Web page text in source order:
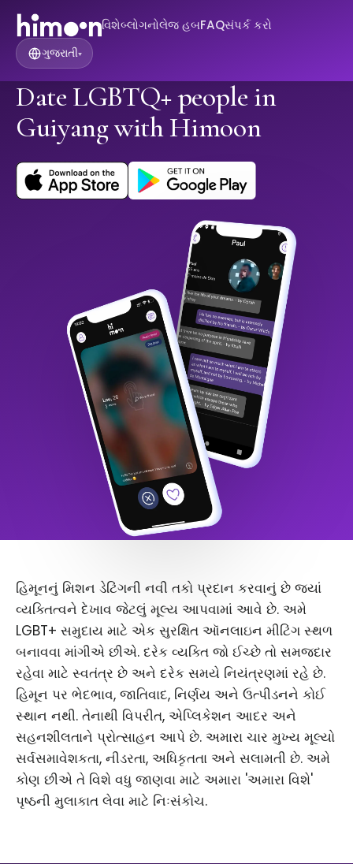
વિશેબ્લોગનોલેજ હબFAQસંપર્ક કરો
ગુજરાતી▾
Date LGBTQ+ people in
Guiyang with Himoon
હિમૂનનું મિશન ડેટિંગની નવી તકો પ્રદાન કરવાનું છે જ્યાં
વ્યક્તિત્વને દેખાવ જેટલું મૂલ્ય આપવામાં આવે છે. અમે
LGBT+ સમુદાય માટે એક સુરક્ષિત ઑનલાઇન મીટિંગ સ્થળ
બનાવવા માંગીએ છીએ. દરેક વ્યક્તિ જો ઈચ્છે તો સમજદાર
રહેવા માટે સ્વતંત્ર છે અને દરેક સમયે નિયંત્રણમાં રહે છે.
હિમૂન પર ભેદભાવ, જાતિવાદ, નિર્ણય અને ઉત્પીડનને કોઈ
સ્થાન નથી. તેનાથી વિપરીત, એપ્લિકેશન આદર અને
સહનશીલતાને પ્રોત્સાહન આપે છે. અમારા ચાર મુખ્ય મૂલ્યો
સર્વસમાવેશકતા, નીડરતા, અધિકૃતતા અને સલામતી છે. અમે
કોણ છીએ તે વિશે વધુ જાણવા માટે અમારા 'અમારા વિશે'
પૃષ્ઠની મુલાકાત લેવા માટે નિઃસંકોચ.